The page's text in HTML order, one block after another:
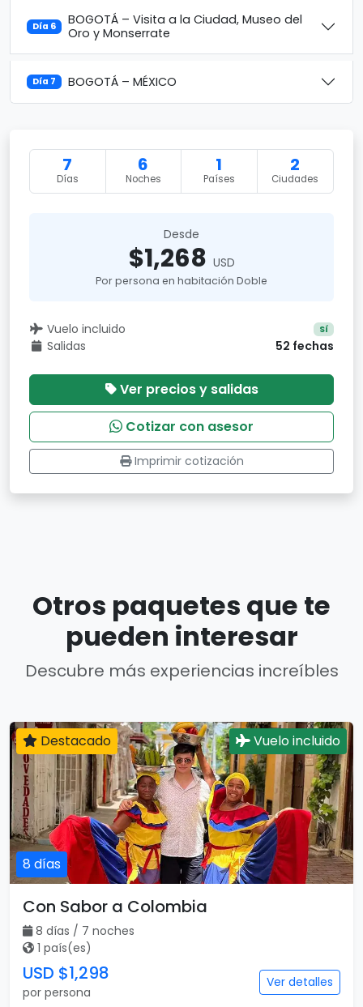
Día 6
BOGOTÁ – Visita a la Ciudad, Museo del
Oro y Monserrate
Día 7 BOGOTÁ – MÉXICO
7
Días
6
Noches
1
Países
2
Ciudades
Desde
$1,268 USD
Por persona en habitación Doble
Vuelo incluido Sí
Salidas 52 fechas
Ver precios y salidas
Cotizar con asesor
Imprimir cotización
Otros paquetes que te
pueden interesar
Descubre más experiencias increíbles
8 días
Destacado Vuelo incluido
Con Sabor a Colombia
8 días / 7 noches
1 país(es)
USD $1,298
por persona
Ver detalles